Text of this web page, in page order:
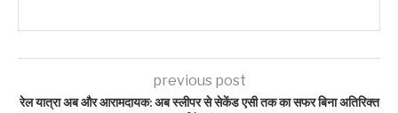
previous post
रेल यात्रा अब और आरामदायक: अब स्लीपर से सेकेंड एसी तक का सफर बिना अतिरिक्त